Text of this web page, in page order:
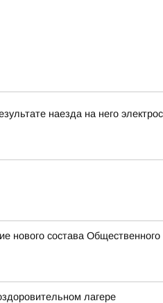
наезда на него
нового состава Общественного
лагере